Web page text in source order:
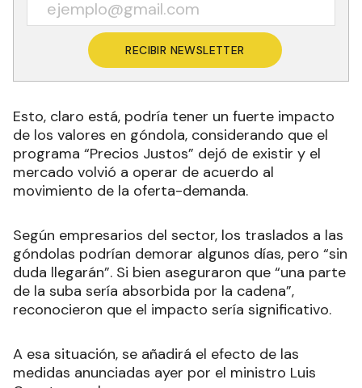
RECIBIR NEWSLETTER
Esto, claro está, podría tener un fuerte impacto
de los valores en góndola, considerando que el
programa “Precios Justos” dejó de existir y el
mercado volvió a operar de acuerdo al
movimiento de la oferta-demanda.
Según empresarios del sector, los traslados a las
góndolas podrían demorar algunos días, pero “sin
duda llegarán”. Si bien aseguraron que “una parte
de la suba sería absorbida por la cadena”,
reconocieron que el impacto sería significativo.
A esa situación, se añadirá el efecto de las
medidas anunciadas ayer por el ministro Luis